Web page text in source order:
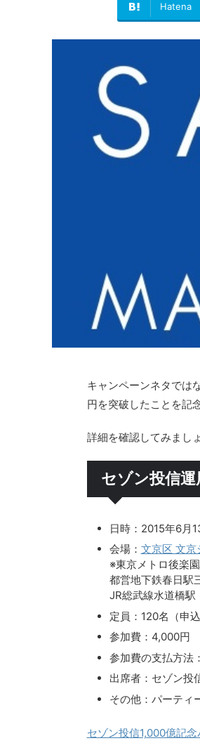
Hatena
キャンペーンネタでは
円を突破したことを記
詳細を確認してみましょ
セゾン投信
日時：2015年6月
会場： 文京区 文京
※東京メトロ後楽
都営地下鉄春日駅
JR総武線水道橋駅
定員：120名（申込
参加費：4,000円
参加費の支払方法
出席者：セゾン
その他：パーティ
セゾン投信1,000億記